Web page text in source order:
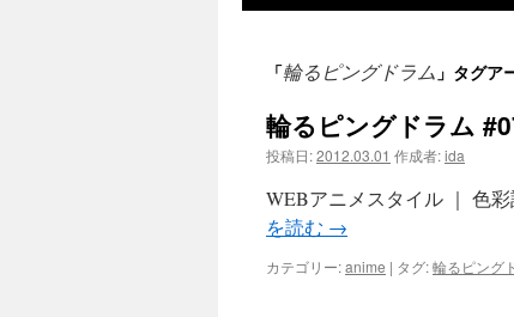
ン
「輪るピングドラム 」タグア
輪るピングドラム
投稿日:2012.03.01 作成者:ida
WEBアニメスタイル ｜ 色
を読む →
カテゴリー:anime | タグ:輪るピング